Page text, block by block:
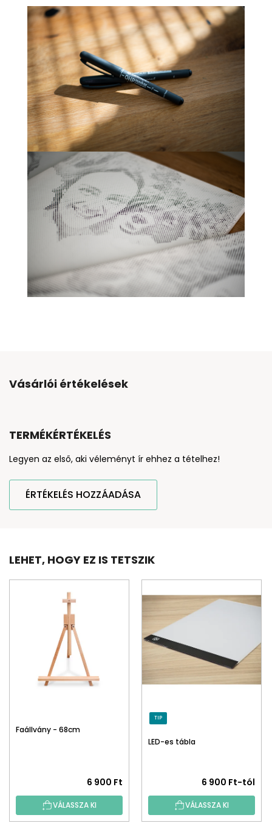
Vásárlói értékelések
TERMÉKÉRTÉKELÉS
Legyen az első, aki véleményt ír ehhez a tételhez!
ÉRTÉKELÉS HOZZÁADÁSA
LEHET, HOGY EZ IS TETSZIK
Faállvány - 68cm
6 900 Ft
VÁLASSZA KI
TIP
LED-es tábla
6 900 Ft-tól
VÁLASSZA KI